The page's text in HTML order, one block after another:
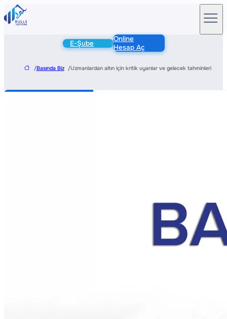
E-Şube
Online
Hesap Aç
/Basında Biz /Uzmanlardan altın için kritik uyarılar ve gelecek tahminleri